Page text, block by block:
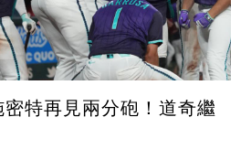
特再見兩分砲！道奇繼